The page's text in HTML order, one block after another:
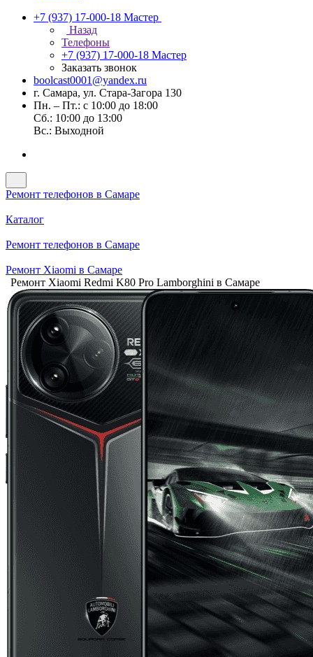
+7 (937) 17-000-18 Мастер
Назад
Телефоны
+7 (937) 17-000-18 Мастер
Заказать звонок
boolcast0001@yandex.ru
г. Самара, ул. Стара-Загора 130
Пн. – Пт.: с 10:00 до 18:00
Сб.: 10:00 до 13:00
Вс.: Выходной
Ремонт телефонов в Самаре
Каталог
Ремонт телефонов в Самаре
Ремонт Xiaomi в Самаре
Ремонт Xiaomi Redmi K80 Pro Lamborghini в Самаре